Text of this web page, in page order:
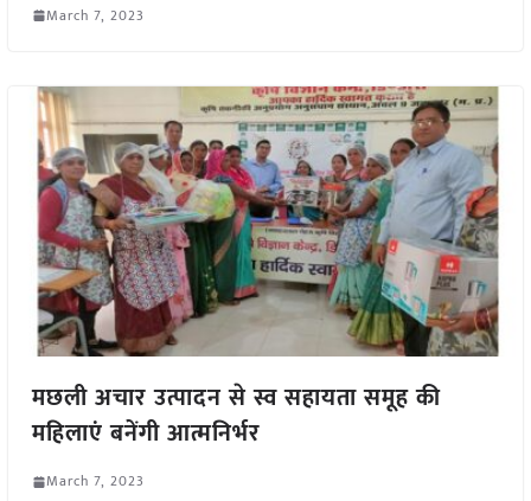
March 7, 2023
मछली अचार उत्पादन से स्व सहायता समूह की
महिलाएं बनेंगी आत्मनिर्भर
March 7, 2023